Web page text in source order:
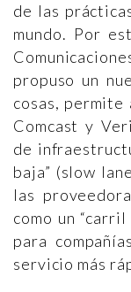
de las
mundo. Por
propuso un
cosas, permite
Comcast y
de
baja” (slow
las
como un
para
servicio más